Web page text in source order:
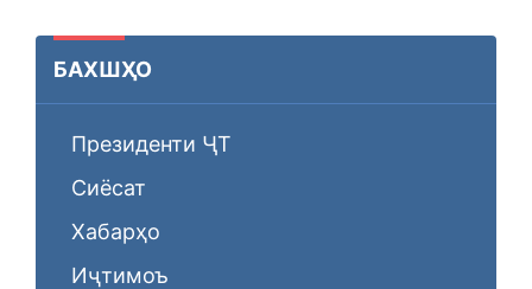
БАХШҲО
Президенти ҶТ
Сиёсат
Хабарҳо
Иҷтимоъ